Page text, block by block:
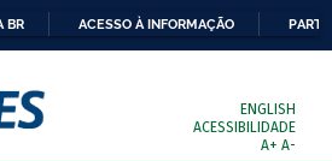
BR ACESSO À INFORMAÇÃO
ENGLISH
ACESSIBILIDADE
A+ A-